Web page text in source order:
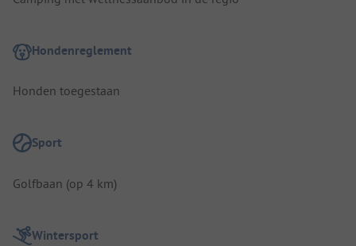
Hondenreglement
Honden toegestaan
Sport
Golfbaan (op 4 km)
Wintersport